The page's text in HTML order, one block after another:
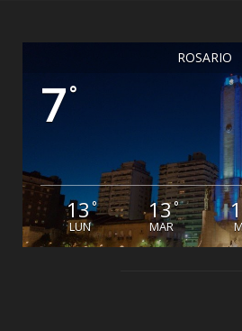
ROSARIO
7°
13°
LUN
13°
MAR